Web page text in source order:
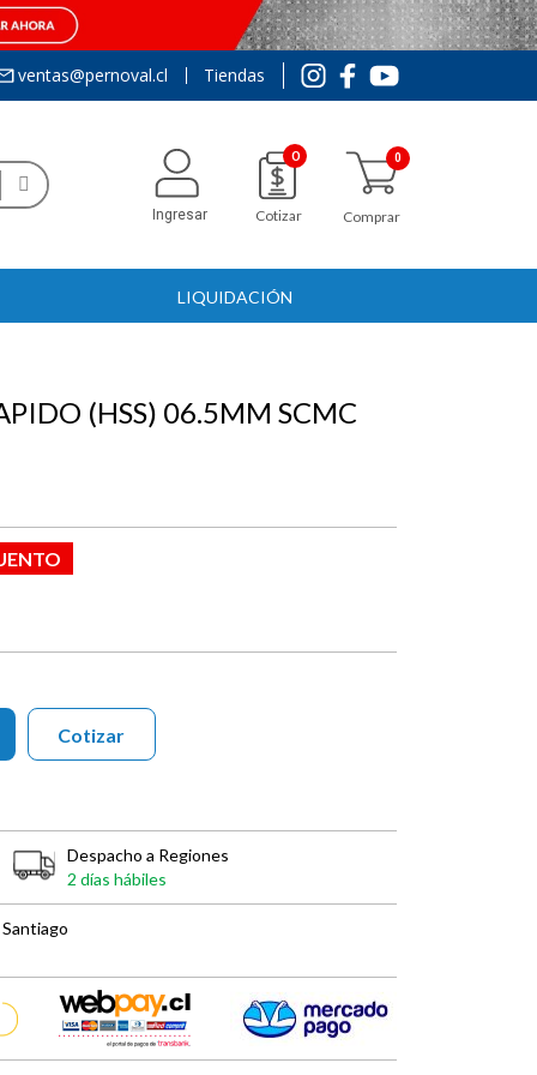
ventas@pernoval.cl Tiendas
Ingresar
0
Cotizar Comprar
LIQUIDACIÓN
(HSS) 06.5MM SCMC
Cotizar
Despacho a Regiones
2 días hábiles